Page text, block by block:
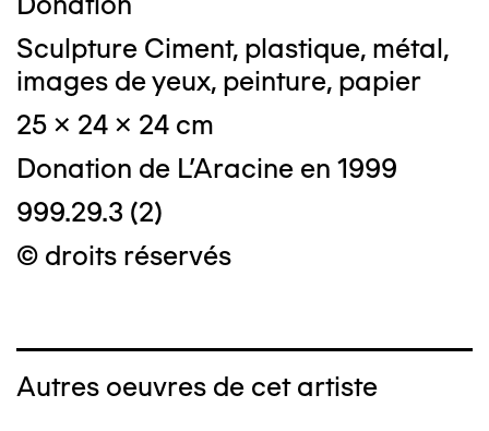
Sculpture Ciment, plastique, métal,
images de yeux, peinture, papier
25 x 24 x 24 cm
Donation de L'Aracine en 1999
999.29.3 (2)
© droits réservés
Autres oeuvres de cet artiste